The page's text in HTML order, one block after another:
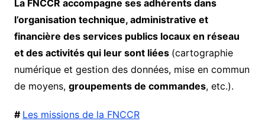
La FNCCR accompagne ses adhérents dans
l’organisation technique, administrative et
financière des services publics locaux en réseau
et des activités qui leur sont liées (cartographie
numérique et gestion des données, mise en commun
de moyens, groupements de commandes, etc.).
# Les missions de la FNCCR